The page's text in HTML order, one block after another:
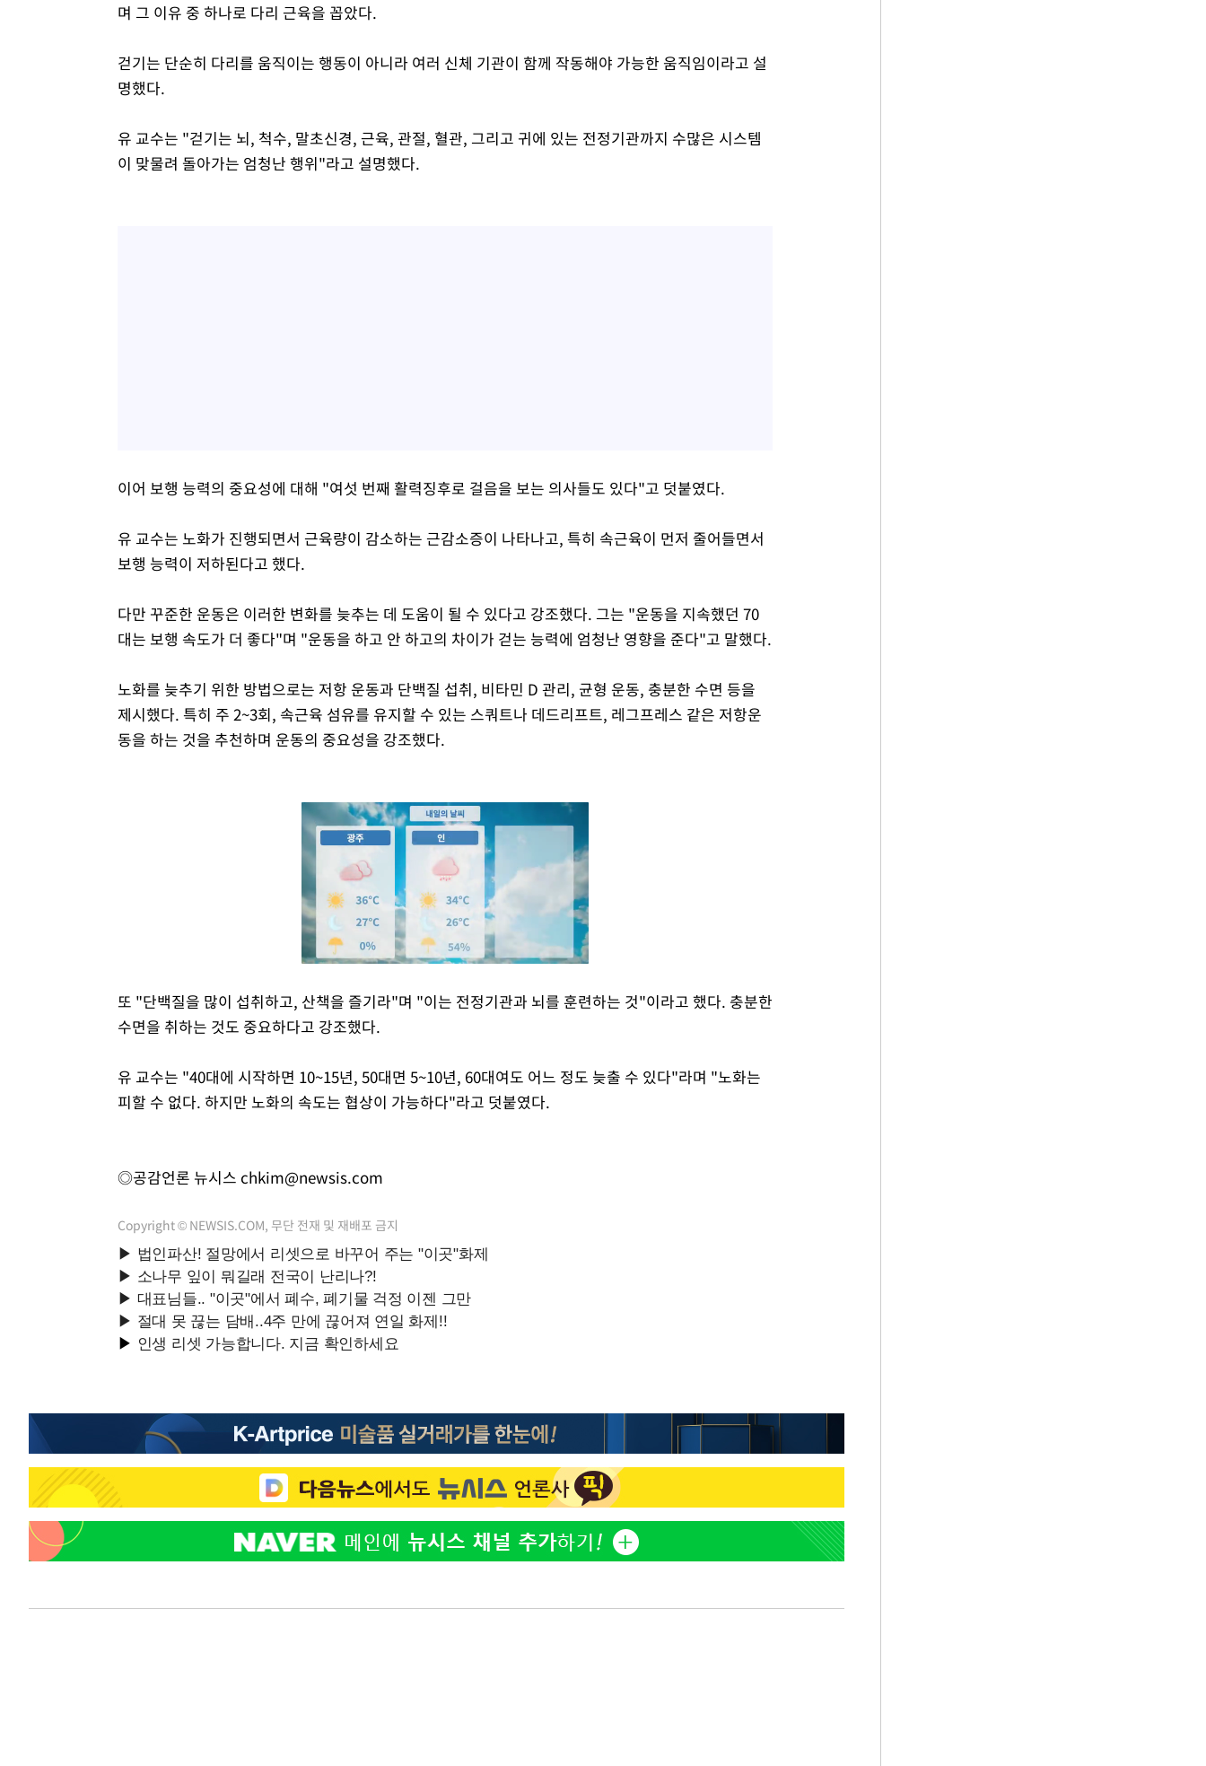
며 그 이유 중 하나로 다리 근육을 꼽았다.
걷기는 단순히 다리를 움직이는 행동이 아니라 여러 신체 기관이 함께 작동해야 가능한 움직임이라고 설
명했다.
유 교수는 "걷기는 뇌, 척수, 말초신경, 근육, 관절, 혈관, 그리고 귀에 있는 전정기관까지 수많은 시스템
이 맞물려 돌아가는 엄청난 행위"라고 설명했다.
이어 보행 능력의 중요성에 대해 "여섯 번째 활력징후로 걸음을 보는 의사들도 있다"고 덧붙였다.
유 교수는 노화가 진행되면서 근육량이 감소하는 근감소증이 나타나고, 특히 속근육이 먼저 줄어들면서
보행 능력이 저하된다고 했다.
다만 꾸준한 운동은 이러한 변화를 늦추는 데 도움이 될 수 있다고 강조했다. 그는 "운동을 지속했던 70
대는 보행 속도가 더 좋다"며 "운동을 하고 안 하고의 차이가 걷는 능력에 엄청난 영향을 준다"고 말했다.
노화를 늦추기 위한 방법으로는 저항 운동과 단백질 섭취, 비타민 D 관리, 균형 운동, 충분한 수면 등을
제시했다. 특히 주 2~3회, 속근육 섬유를 유지할 수 있는 스쿼트나 데드리프트, 레그프레스 같은 저항운
동을 하는 것을 추천하며 운동의 중요성을 강조했다.
또 "단백질을 많이 섭취하고, 산책을 즐기라"며 "이는 전정기관과 뇌를 훈련하는 것"이라고 했다. 충분한
수면을 취하는 것도 중요하다고 강조했다.
유 교수는 "40대에 시작하면 10~15년, 50대면 5~10년, 60대여도 어느 정도 늦출 수 있다"라며 "노화는
피할 수 없다. 하지만 노화의 속도는 협상이 가능하다"라고 덧붙였다.
◎공감언론 뉴시스 chkim@newsis.com
Copyright © NEWSIS.COM, 무단 전재 및 재배포 금지